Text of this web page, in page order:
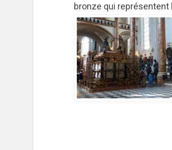
bronze qui représentent